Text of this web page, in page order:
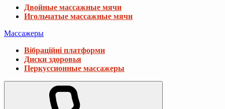
Двойные массажные мячи
Игольчатые массажные мячи
Массажеры
Вібраційні платформи
Диски здоровья
Перкуссионные массажеры